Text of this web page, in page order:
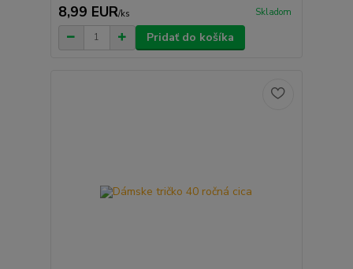
8,99 EUR/ks Skladom
Pridať do košíka